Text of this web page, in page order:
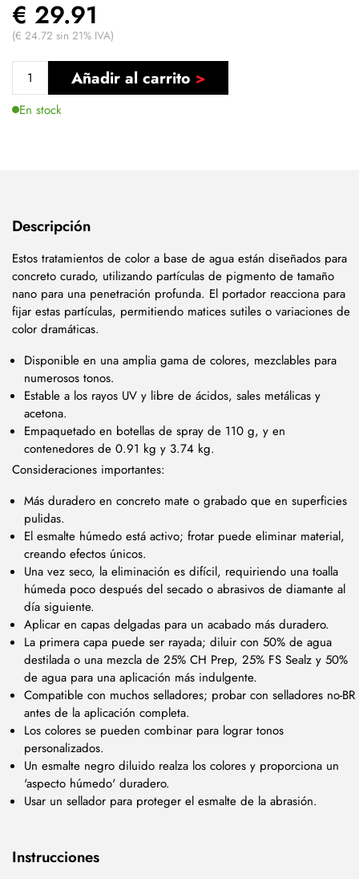
€ 29.91
(€ 24.72 sin 21% IVA)
Añadir al carrito
En stock
Descripción
Estos tratamientos de color a base de agua están diseñados para
concreto curado, utilizando partículas de pigmento de tamaño
nano para una penetración profunda. El portador reacciona para
fijar estas partículas, permitiendo matices sutiles o variaciones de
color dramáticas.
Disponible en una amplia gama de colores, mezclables para
numerosos tonos.
Estable a los rayos UV y libre de ácidos, sales metálicas y
acetona.
Empaquetado en botellas de spray de 110 g, y en
contenedores de 0.91 kg y 3.74 kg.
Consideraciones importantes:
Más duradero en concreto mate o grabado que en superficies
pulidas.
El esmalte húmedo está activo; frotar puede eliminar material,
creando efectos únicos.
Una vez seco, la eliminación es difícil, requiriendo una toalla
húmeda poco después del secado o abrasivos de diamante al
día siguiente.
Aplicar en capas delgadas para un acabado más duradero.
La primera capa puede ser rayada; diluir con 50% de agua
destilada o una mezcla de 25% CH Prep, 25% FS Sealz y 50%
de agua para una aplicación más indulgente.
Compatible con muchos selladores; probar con selladores no-BR
antes de la aplicación completa.
Los colores se pueden combinar para lograr tonos
personalizados.
Un esmalte negro diluido realza los colores y proporciona un
'aspecto húmedo' duradero.
Usar un sellador para proteger el esmalte de la abrasión.
Instrucciones